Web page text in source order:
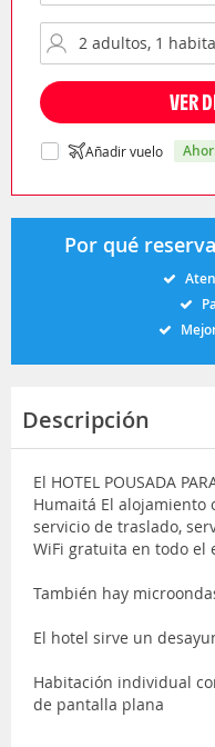
VER
Añadir vuelo
Por qué
Descripción
El HOTEL POUSADA
Humaitá El alojamiento
servicio de traslado,
WiFi gratuita en todo el
También hay
El hotel sirve un
Habitación individual
de pantalla plana